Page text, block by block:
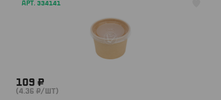
АРТ. 334141
109 ₽
(4.36 ₽/ШТ)